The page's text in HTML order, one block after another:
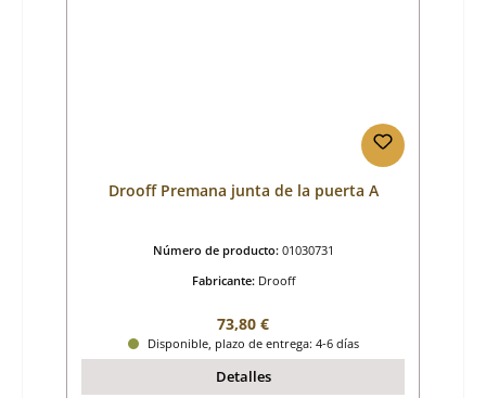
Drooff Premana junta de la puerta A
Número de producto: 01030731
Fabricante: Drooff
Precio normal:
73,80 €
Disponible, plazo de entrega: 4-6 días
Detalles